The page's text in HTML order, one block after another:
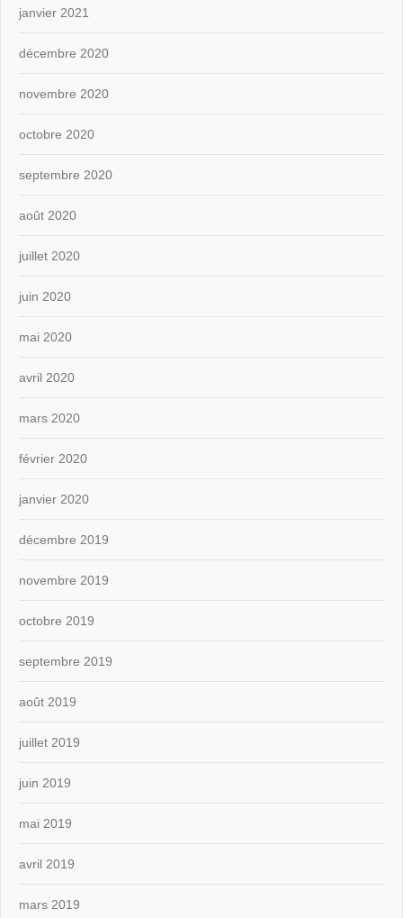
janvier 2021
décembre 2020
novembre 2020
octobre 2020
septembre 2020
août 2020
juillet 2020
juin 2020
mai 2020
avril 2020
mars 2020
février 2020
janvier 2020
décembre 2019
novembre 2019
octobre 2019
septembre 2019
août 2019
juillet 2019
juin 2019
mai 2019
avril 2019
mars 2019